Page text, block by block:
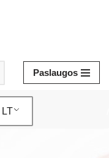
Paslaugos
LT